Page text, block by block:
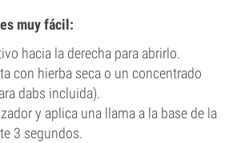
muy fácil:
hacia la derecha para abrirlo.
con hierba seca o un concentrado
dabs incluida).
y aplica una llama a la base de la
3 segundos.